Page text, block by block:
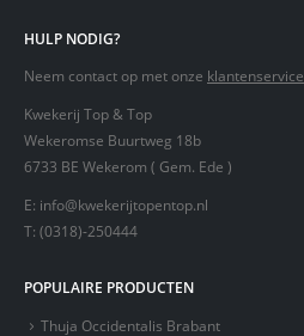
HULP NODIG?
Neem contact op met onze klantenservice
Kwekerij Top & Top
Wekeromse Buurtweg 18b
6733 BE Wekerom ( Gem. Ede )
E: info@kwekerijtopentop.nl
T: (0318)-250444
POPULAIRE PRODUCTEN
Thuja Occidentalis Brabant